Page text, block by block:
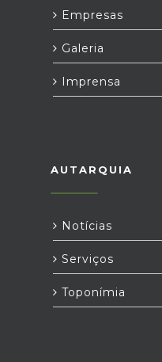
Empresas
Galeria
Imprensa
AUTARQUIA
Notícias
Serviços
Toponímia